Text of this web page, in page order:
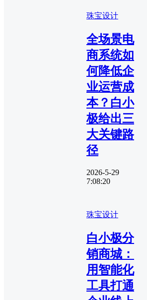
珠宝设计
全场景电
商系统如
何降低企
业运营成
本？白小
极给出三
大关键路
径
2026-5-29
7:08:20
珠宝设计
白小极分
销商城：
用智能化
工具打通